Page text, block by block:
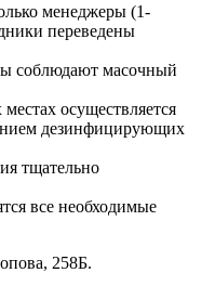
менеджеры (1-
переведены
соблюдают масочный
осуществляется
дезинфицирующих
тщательно
все необходимые
258Б.